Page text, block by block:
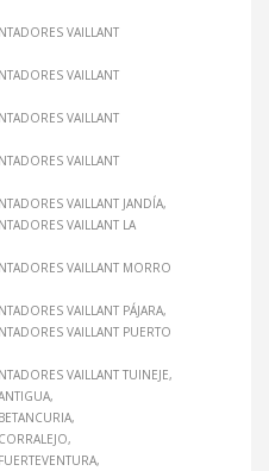
VAILLANT
VAILLANT
VAILLANT
VAILLANT
VAILLANT JANDÍA
VAILLANT LA
VAILLANT MORRO
VAILLANT PÁJARA
VAILLANT PUERTO
VAILLANT TUINEJE